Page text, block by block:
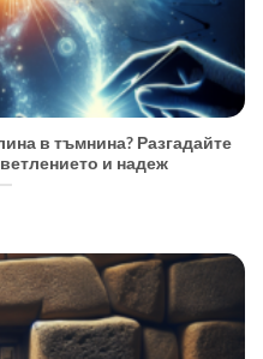
в тъмнина? Разгадайте
и надеж